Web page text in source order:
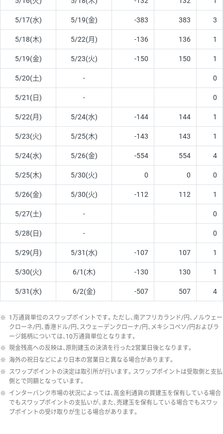
5/17(水) 5/19(金) -383 383 3
5/18(木) 5/22(月) -136 136 1
5/19(金) 5/23(火) -150 150 1
5/20(土) - 0
5/21(日) - 0
5/22(月) 5/24(水) -144 144 1
5/23(火) 5/25(木) -143 143 1
5/24(水) 5/26(金) -554 554 4
5/25(木) 5/30(火) 0 0 0
5/26(金) 5/30(火) -112 112 1
5/27(土) - 0
5/28(日) - 0
5/29(月) 5/31(水) -107 107 1
5/30(火) 6/1(木) -130 130 1
5/31(水) 6/2(金) -507 507 4
※ 1万通貨単位のスワップポイントです。ただし、南アフリカランド/円、ノルウェー
クローネ/円、香港ドル/円、スウェーデンクローナ/円、メキシコペソ/円およびラ
ージ銘柄については、10万通貨単位となります。
※ 現金残高への反映は、原則建玉の決済を行った2営業日後となります。
※ 海外の祝日などにより日本の営業日と異なる場合があります。
※ スワップポイントの決定は取引所が行います。スワップポイントは受取側と支払
側とで同額となっています。
※ インターバンク市場の状況によっては、高金利通貨の買建玉を保有している場合
でもスワップポイントの支払いが、また、売建玉を保有している場合でもスワッ
プポイントの受け取りが生じる場合があります。